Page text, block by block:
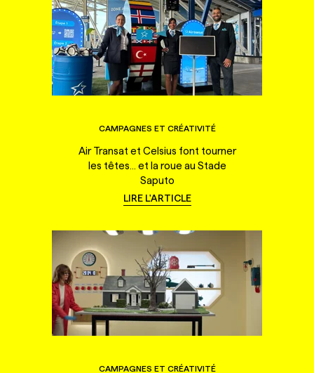
CAMPAGNES ET CRÉATIVITÉ
Air Transat et Celsius font tourner
les têtes... et la roue au Stade
Saputo
LIRE L'ARTICLE
CAMPAGNES ET CRÉATIVITÉ